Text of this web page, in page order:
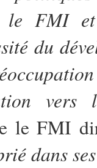
le FMI
du
vers
le FMI
dans